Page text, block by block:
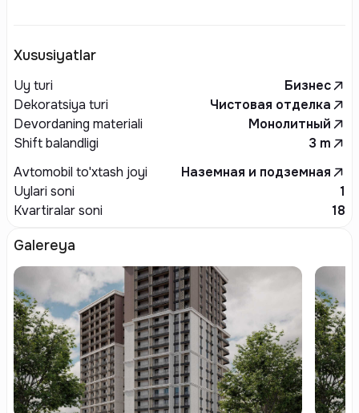
Xususiyatlar
Uy turi
Бизнес
Dekoratsiya turi
Чистовая отделка
Devordaning materiali
Монолитный
Shift balandligi
3 m
Avtomobil to'xtash joyi
Наземная и подземная
Uylari soni
1
Kvartiralar soni
18
Galereya